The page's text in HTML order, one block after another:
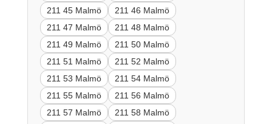
211 45 Malmö
211 46 Malmö
211 47 Malmö
211 48 Malmö
211 49 Malmö
211 50 Malmö
211 51 Malmö
211 52 Malmö
211 53 Malmö
211 54 Malmö
211 55 Malmö
211 56 Malmö
211 57 Malmö
211 58 Malmö